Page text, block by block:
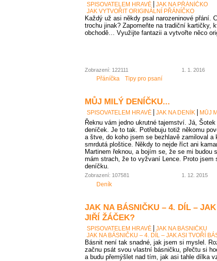
SPISOVATELEM HRAVĚ
JAK NA PŘÁNÍČKO
JAK VYTVOŘIT ORIGINÁLNÍ PŘÁNÍČKO
Každý už asi někdy psal narozeninové přání.
trochu jinak? Zapomeňte na tradiční kartičky,
obchodě… Využijte fantazii a vytvořte něco
Zobrazení: 122111 1. 1. 2016
Přáníčka Tipy pro psaní
MŮJ MILÝ DENÍČKU...
SPISOVATELEM HRAVĚ JAK NA DENÍK MŮJ
Řeknu vám jedno ukrutné tajemství. Já,
deníček. Je to tak. Potřebuju totiž někomu
a štve, do koho jsem se bezhlavě zamiloval a
smrdutá ploštice. Někdy to nejde říct ani
Martinem řeknou, a bojím se, že se mi budou
mám strach, že to vyžvaní Lence. Proto jsem
deníčku.
Zobrazení: 107581 1. 12. 2015
Deník
JAK NA BÁSNIČKU – 4. DÍL –
JIŘÍ ŽÁČEK?
SPISOVATELEM HRAVĚ
JAK NA BÁSNIČKU
JAK NA BÁSNIČKU – 4. DÍL – JAK ASI TVOŘÍ
Básnit není tak snadné, jak jsem si myslel.
začnu psát svou vlastní básničku, přečtu si
a budu přemýšlet nad tím, jak asi tahle dílka